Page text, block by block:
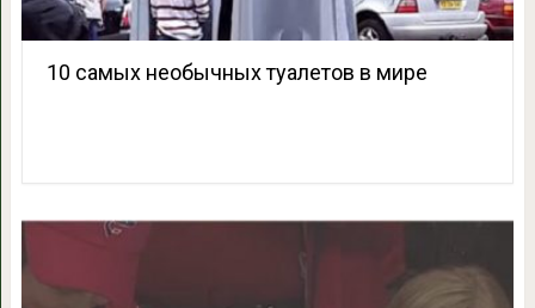
10 самых необычных туалетов в мире